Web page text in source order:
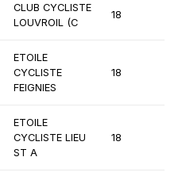
CLUB CYCLISTE
LOUVROIL (C
18
ETOILE
CYCLISTE
FEIGNIES
18
ETOILE
CYCLISTE LIEU
ST A
18